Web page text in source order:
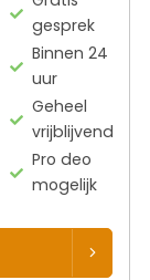
gesprek
Binnen 24
uur
Geheel
vrijblijvend
Pro deo
mogelijk